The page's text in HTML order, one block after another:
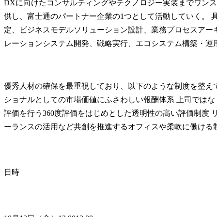
DXに向けたコンサルティングやテクノロジー実装までワン
供し、富士通のパートナー企業の1つとして活動していく。
定、ビジネスモデルソリューション設計、業務プロセスアー
レーションシステム開発、戦略実行、エコシステム構築・運
優秀人材の確保を最重視しており、以下のような制度を整え
ショナルとしての市場価値にふさわしい報酬体系 上司では
評価を行う360度評価をはじめとした透明性の高い評価制度
ーランスの活用など共創を推進するオフィスや柔軟に働ける
日時